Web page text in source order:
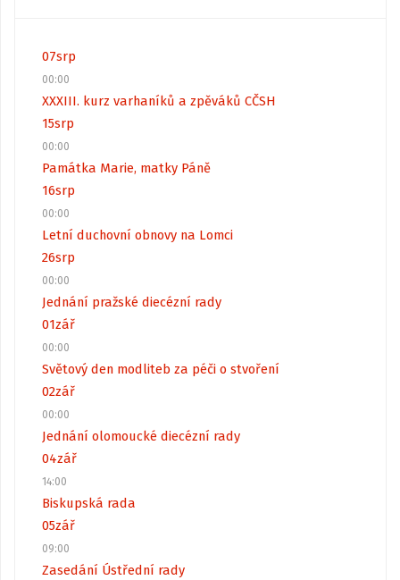
07srp
00:00
XXXIII. kurz varhaníků a zpěváků CČSH
15srp
00:00
Památka Marie, matky Páně
16srp
00:00
Letní duchovní obnovy na Lomci
26srp
00:00
Jednání pražské diecézní rady
01zář
00:00
Světový den modliteb za péči o stvoření
02zář
00:00
Jednání olomoucké diecézní rady
04zář
14:00
Biskupská rada
05zář
09:00
Zasedání Ústřední rady